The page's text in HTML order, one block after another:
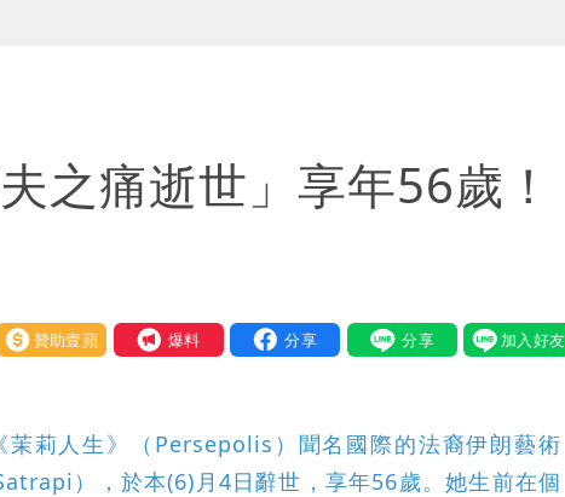
之痛逝世」享年56歲！
助壹蘋 我要爆料
茉莉人生》（Persepolis）聞名國際的法裔伊朗藝術
），於本(6)月4日辭世，享年56歲。她生前在個